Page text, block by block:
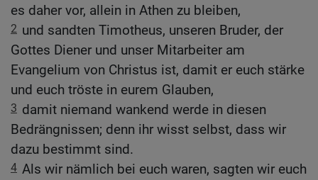
es daher vor, allein in Athen zu bleiben,
2 und sandten Timotheus, unseren Bruder, der
Gottes Diener und unser Mitarbeiter am
Evangelium von Christus ist, damit er euch stärke
und euch tröste in eurem Glauben,
3 damit niemand wankend werde in diesen
Bedrängnissen; denn ihr wisst selbst, dass wir
dazu bestimmt sind.
4 Als wir nämlich bei euch waren, sagten wir euch